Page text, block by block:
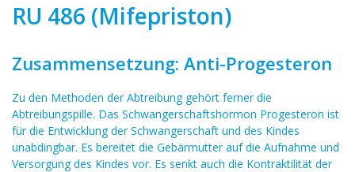
RU 486 (Mifepriston)
Zusammensetzung: Anti-Progesteron
Zu den Methoden der Abtreibung gehört ferner die
Abtreibungspille. Das Schwangerschaftshormon Progesteron ist
für die Entwicklung der Schwangerschaft und des Kindes
unabdingbar. Es bereitet die Gebärmutter auf die Aufnahme und
Versorgung des Kindes vor. Es senkt auch die Kontraktilität der